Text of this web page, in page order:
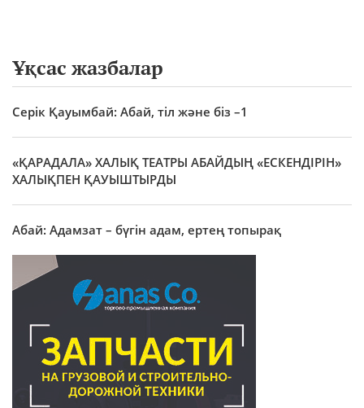
Ұқсас жазбалар
Серік Қауымбай: Абай, тіл және біз –1
«ҚАРАДАЛА» ХАЛЫҚ ТЕАТРЫ АБАЙДЫҢ «ЕСКЕНДІРІН»
ХАЛЫҚПЕН ҚАУЫШТЫРДЫ
Абай: Адамзат – бүгін адам, ертең топырақ